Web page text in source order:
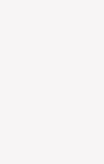
科技、汽车、
顺丰国际快递
。从营收来看
，其中供应
受海运价格较
快速增长。